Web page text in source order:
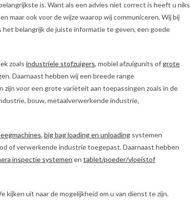
is. Want als een advies niet correct is heeft u niks
maar ook voor de wijze waarop wij communiceren. Wij bij
het belangrijk de juiste informatie te geven, een goede
zoals industriele stofzuigers, mobiel afzuigunits of grote
Daarnaast hebben wij een breede range
zijn voor een grote variëteit aan toepassingen zoals in de
bouw, metaalverwerkende industrie,
, big bag loading en unloading systemen
of verwerkende industrie toegepast. Daarnaast hebben
inspectie systemen en tablet/poeder/vloeistof
uit naar de mogelijkheid om u van dienst te zijn.